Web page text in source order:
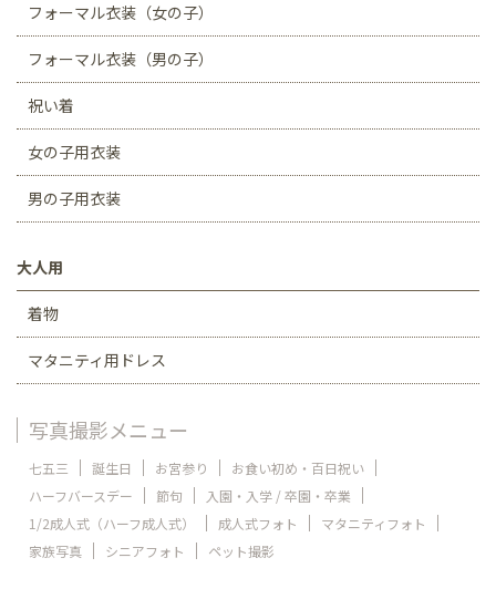
フォーマル衣装（女の子）
フォーマル衣装（男の子）
祝い着
女の子用衣装
男の子用衣装
大人用
着物
マタニティ用ドレス
写真撮影メニュー
七五三 誕生日 お宮参り
お食い初め・百日祝い
ハーフバースデー
節句
入園・入学 / 卒園・卒業
1/2成人式（ハーフ成人式）
成人式フォト
マタニティフォト
家族写真
シニアフォト ペット撮影